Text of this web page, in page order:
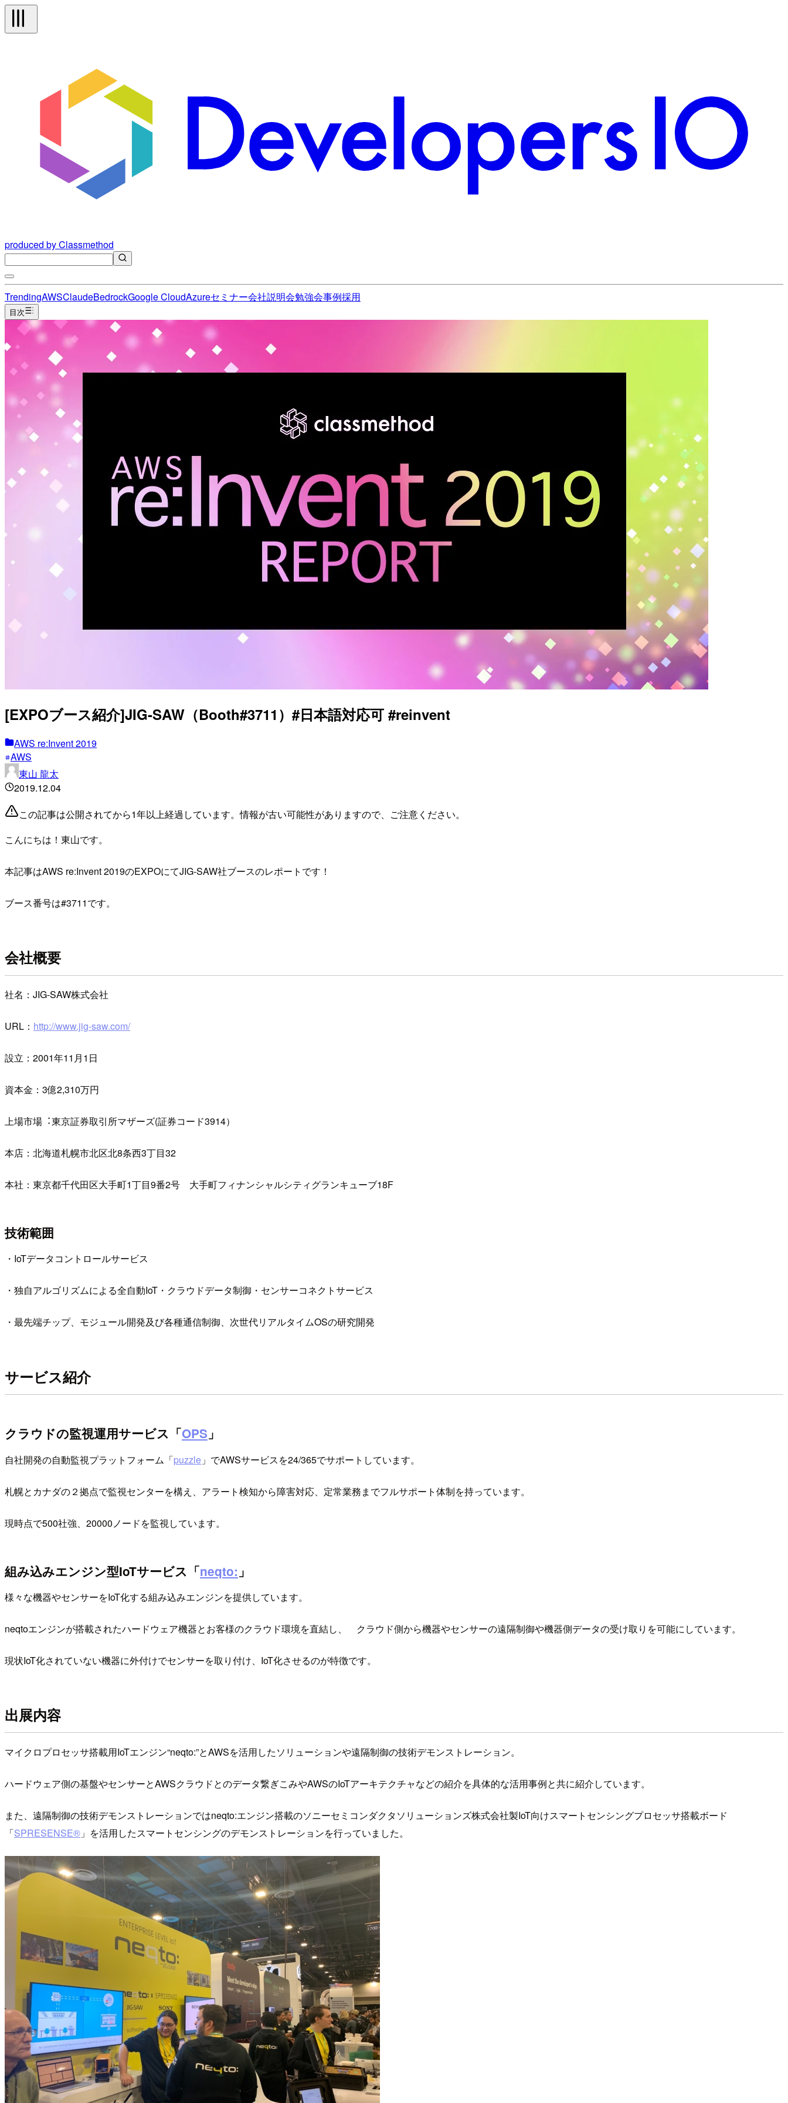
produced by Classmethod
TrendingAWSClaudeBedrockGoogle CloudAzureセミナー会社説明会勉強会事例採用
目次
[EXPOブース紹介]JIG-SAW（Booth#3711）#日本語対応可 #reinvent
AWS re:Invent 2019
AWS
東山 龍太
2019.12.04
この記事は公開されてから1年以上経過しています。情報が古い可能性がありますので、ご注意ください。
こんにちは！東山です。
本記事はAWS re:Invent 2019のEXPOにてJIG-SAW社ブースのレポートです！
ブース番号は#3711です。
会社概要
社名：JIG-SAW株式会社
URL： http://www.jig-saw.com/
設立：2001年11月1日
資本金：3億2,310万円
上場市場︓東京証券取引所マザーズ(証券コード3914）
本店：北海道札幌市北区北8条西3丁目32
本社：東京都千代田区大手町1丁目9番2号 大手町フィナンシャルシティグランキューブ18F
技術範囲
・IoTデータコントロールサービス
・独自アルゴリズムによる全自動IoT・クラウドデータ制御・センサーコネクトサービス
・最先端チップ、モジュール開発及び各種通信制御、次世代リアルタイムOSの研究開発
サービス紹介
クラウドの監視運用サービス「OPS 」
自社開発の自動監視プラットフォーム「puzzle 」でAWSサービスを24/365でサポートしています。
札幌とカナダの２拠点で監視センターを構え、アラート検知から障害対応、定常業務までフルサポート体制を持っています。
現時点で500社強、20000ノードを監視しています。
組み込みエンジン型IoTサービス「neqto: 」
様々な機器やセンサーをIoT化する組み込みエンジンを提供しています。
neqtoエンジンが搭載されたハードウェア機器とお客様のクラウド環境を直結し、 クラウド側から機器やセンサーの遠隔制御や機器側データの受け取りを可能にしています。
現状IoT化されていない機器に外付けでセンサーを取り付け、IoT化させるのが特徴です。
出展内容
マイクロプロセッサ搭載用IoTエンジン“neqto:”とAWSを活用したソリューションや遠隔制御の技術デモンストレーション。
ハードウェア側の基盤やセンサーとAWSクラウドとのデータ繋ぎこみやAWSのIoTアーキテクチャなどの紹介を具体的な活用事例と共に紹介しています。
また、遠隔制御の技術デモンストレーションではneqto:エンジン搭載のソニーセミコンダクタソリューションズ株式会社製IoT向けスマートセンシングプロセッサ搭載ボード
「SPRESENSE® 」を活用したスマートセンシングのデモンストレーションを行っていました。